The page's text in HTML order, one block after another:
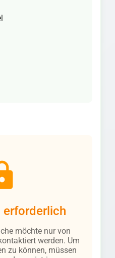
erforderlich
möchte nur von
werden. Um
zu können, müssen